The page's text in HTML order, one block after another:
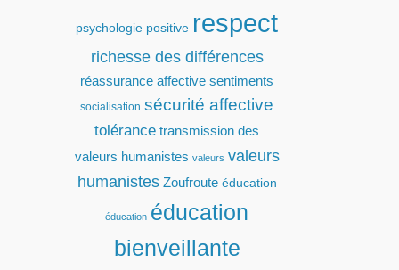
psychologie positive respect
richesse des différences
réassurance affective sentiments
socialisation sécurité affective
tolérance transmission des
valeurs humanistes valeurs valeurs
humanistes Zoufroute éducation
éducation éducation
bienveillante